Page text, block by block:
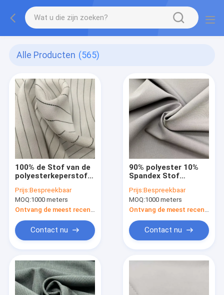
Alle Producten (565)
100% de Stof van de
polyesterkeperstof
voor Schort
Prijs:Bespreekbaar
MOQ:1000 meters
Contact nu
90% polyester 10%
Spandex Stof
voor Vrouwen Dame
Pants Suits
Prijs:Bespreekbaar
MOQ:1000 meters
Contact nu